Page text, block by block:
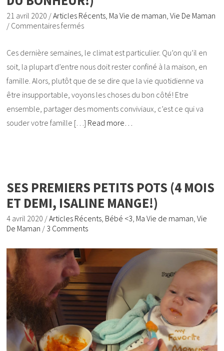
21 avril 2020 /Articles Récents, Ma Vie de maman,Vie De Maman
/ Commentaires fermés
Ces dernière semaines, le climat est particulier. Qu’on qu’il en
soit, la plupart d’entre nous doit rester confiné à la maison, en
famille. Alors, plutôt que de se dire que la vie quotidienne va
être insupportable, voyons les choses du bon côté! Etre
ensemble, partager des moments conviviaux, c’est ce qui va
souder votre famille […] Read more…
SES PREMIERS PETITS POTS (4 MOIS
ET DEMI, ISALINE MANGE!)
4 avril 2020 /Articles Récents, Bébé <3, Ma Vie de maman,Vie
De Maman / 3 Comments